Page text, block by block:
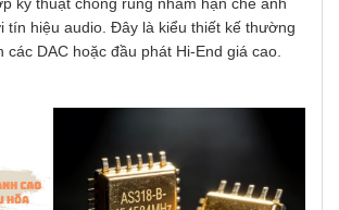
tín hiệu audio. Đây là kiểu thiết kế thường
các DAC hoặc đầu phát Hi-End giá cao.